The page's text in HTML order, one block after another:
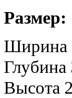
Размер:
Ширина
Глубина
Высота